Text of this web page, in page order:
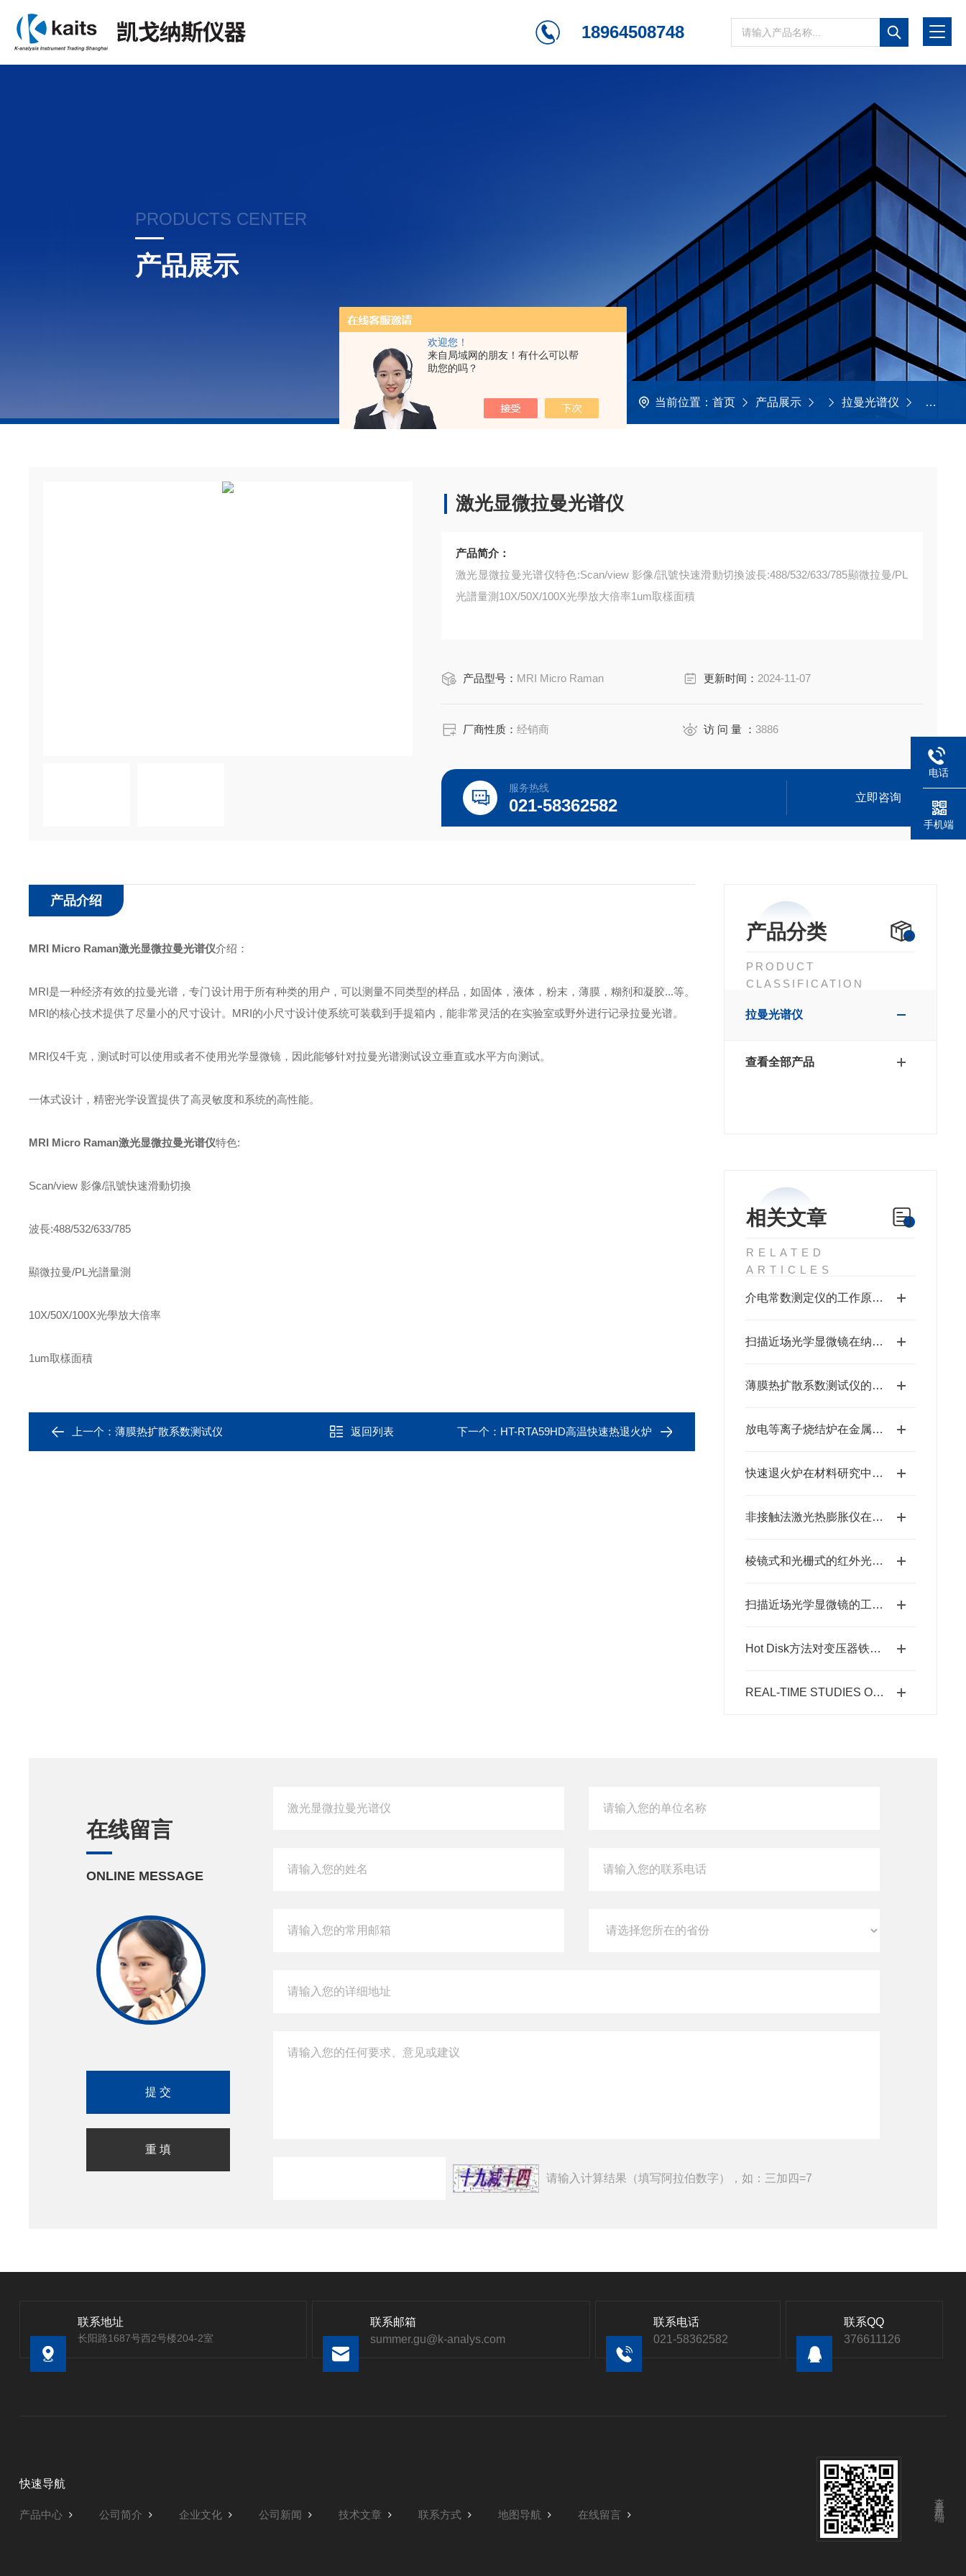
欢迎您！
来自局域网的朋友！有什么可以帮
助您的吗？
18964508748
PRODUCTS CENTER
产品展示
当前位置： 首页 产品展示 拉曼光谱仪 MRI
激光显微拉曼光谱仪
产品简介：
激光显微拉曼光谱仪特色:Scan/view 影像/訊號快速滑動切換波長:488/532/633/785顯微拉曼/PL
光譜量測10X/50X/100X光學放大倍率1um取樣面積
产品型号： MRI Micro Raman 更新时间： 2024-11-07
厂商性质：经销商 访 问 量 ：3886
服务热线
021-58362582 立即咨询
产品分类
PRODUCT
CLASSIFICATION
拉曼光谱仪
查看全部产品
相关文章
RELATED
ARTICLES
介电常数测定仪的工作原理与应用分析
扫描近场光学显微镜在纳米科学研究中的应用
薄膜热扩散系数测试仪的校准方法与维护要点
放电等离子烧结炉在金属材料烧结中的应用
快速退火炉在材料研究中的应用
非接触法激光热膨胀仪在材料科学中的应用
棱镜式和光栅式的红外光谱仪的特点
扫描近场光学显微镜的工作原理解析
Hot Disk方法对变压器铁质片层核心的导热性能的各向异性测试
REAL-TIME STUDIES OF DETERGENT EFFECTIVENESS
产品介绍
MRI Micro Raman激光显微拉曼光谱仪介绍：
MRI是一种经济有效的拉曼光谱，专门设计用于所有种类的用户，可以测量不同类型的样品，如固体，液体，粉末，薄膜，糊剂和凝胶...等。
MRI的核心技术提供了尽量小的尺寸设计。MRI的小尺寸设计使系统可装载到手提箱内，能非常灵活的在实验室或野外进行记录拉曼光谱。
MRI仅4千克，测试时可以使用或者不使用光学显微镜，因此能够针对拉曼光谱测试设立垂直或水平方向测试。
一体式设计，精密光学设置提供了高灵敏度和系统的高性能。
MRI Micro Raman激光显微拉曼光谱仪特色:
Scan/view 影像/訊號快速滑動切換
波長:488/532/633/785
顯微拉曼/PL光譜量測
10X/50X/100X光學放大倍率
1um取樣面積
上一个： 薄膜热扩散系数测试仪 返回列表 下一个： HT-RTA59HD高温快速热退火炉
在线留言
ONLINE MESSAGE
请输入计算结果（填写阿拉伯数字），如：三加四=7
联系地址
长阳路1687号西2号楼204-2室
联系邮箱
summer.gu@k-analys.com
联系电话
021-58362582
联系QQ
376611126
快速导航
产品中心 公司简介 企业文化 公司新闻 技术文章 联系方式 地图导航 在线留言
查看手机端
电话
手机端